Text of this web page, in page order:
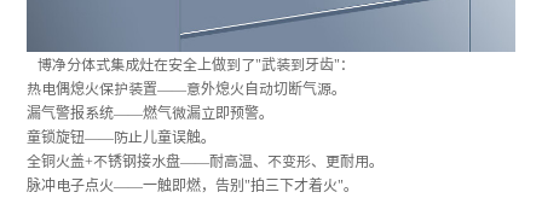
博净分体式集成灶在安全上做到了"武装到牙齿"：
热电偶熄火保护装置——意外熄火自动切断气源。
漏气警报系统——燃气微漏立即预警。
童锁旋钮——防止儿童误触。
全铜火盖+不锈钢接水盘——耐高温、不变形、更耐用。
脉冲电子点火——一触即燃，告别"拍三下才着火"。